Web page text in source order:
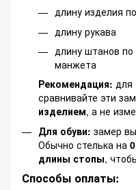
длину изделия
длину рукава
длину штанов
манжета
Рекомендация: для
сравнивайте эти
изделием, а не
Для обуви: замер
Обычно стелька на
длины стопы,
Способы оплаты: